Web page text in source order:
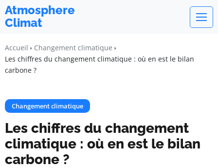
Atmosphere
Climat
Accueil
Changement climatique
Les chiffres du changement climatique : où en est le bilan
carbone ?
Changement climatique
Les chiffres du changement
climatique : où en est le bilan
carbone ?